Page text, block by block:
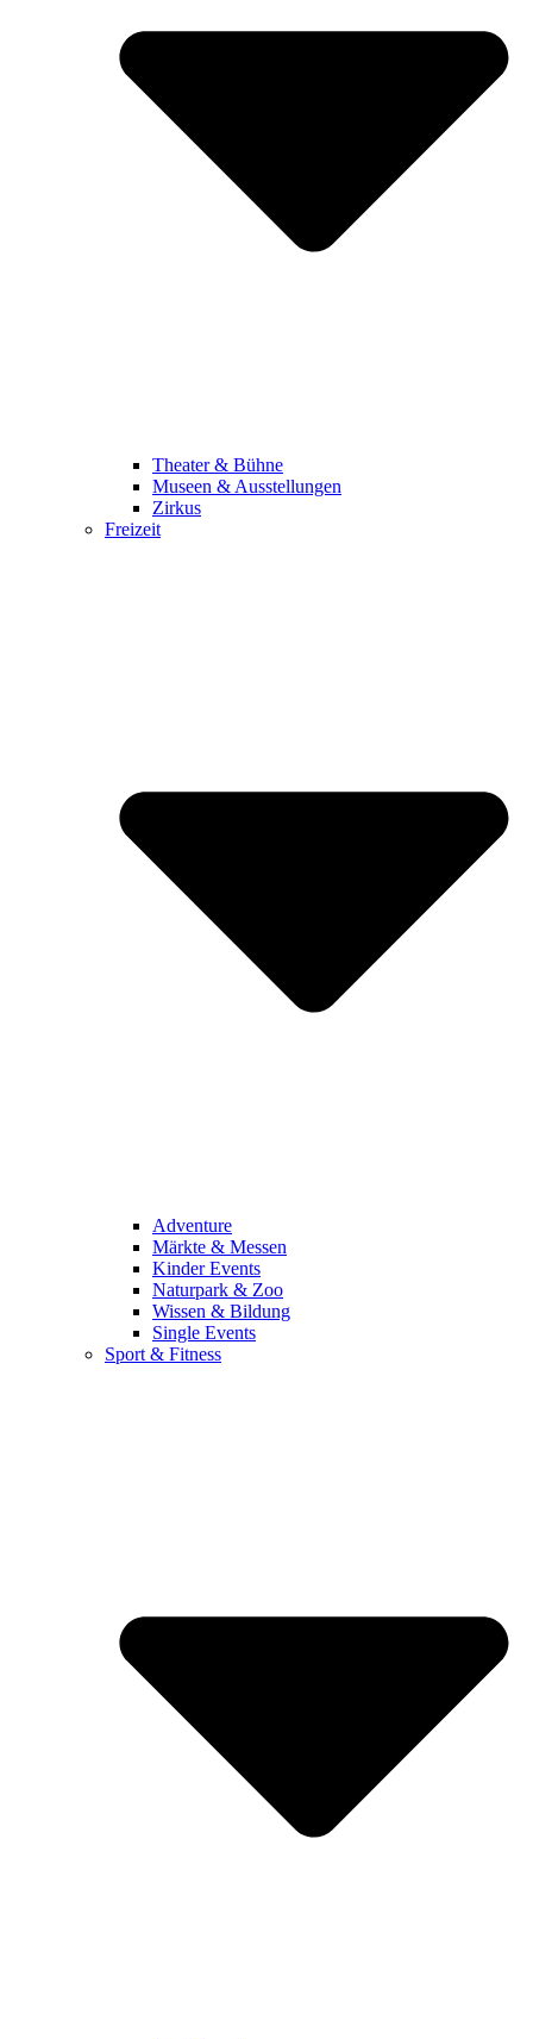
Theater & Bühne
Museen & Ausstellungen
Zirkus
Freizeit
Adventure
Märkte & Messen
Kinder Events
Naturpark & Zoo
Wissen & Bildung
Single Events
Sport & Fitness